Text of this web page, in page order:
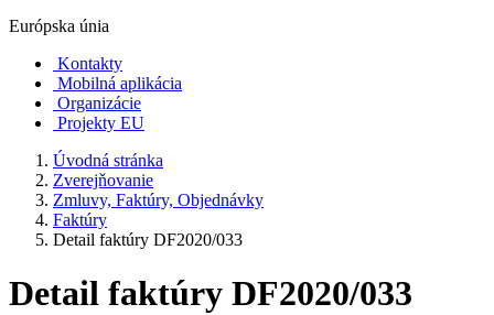
Európska únia
Kontakty
Mobilná aplikácia
Organizácie
Projekty EU
Úvodná stránka
Zverejňovanie
Zmluvy, Faktúry, Objednávky
Faktúry
Detail faktúry DF2020/033
Detail faktúry DF2020/033